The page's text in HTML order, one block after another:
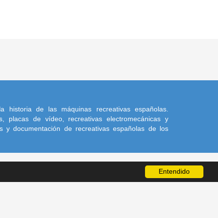
Entendido
historia de las máquinas recreativas españolas.
placas de vídeo, recreativas electromecánicas y
y documentación de recreativas españolas de los